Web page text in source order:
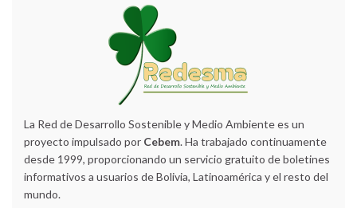
La Red de Desarrollo Sostenible y Medio Ambiente es un
proyecto impulsado por Cebem. Ha trabajado continuamente
desde 1999, proporcionando un servicio gratuito de boletines
informativos a usuarios de Bolivia, Latinoamérica y el resto del
mundo.